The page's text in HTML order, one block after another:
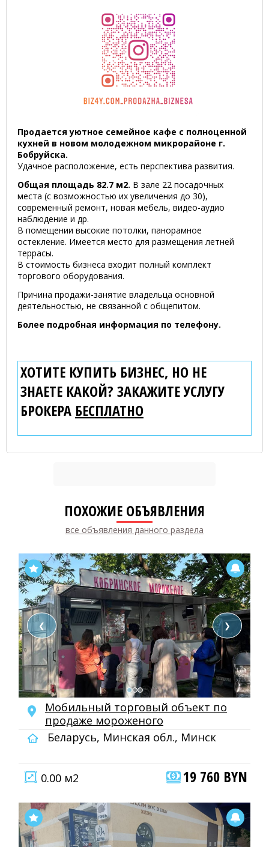
Продается уютное семейное кафе с полноценной
кухней в новом молодежном микрорайоне г.
Бобруйска.
Удачное расположение, есть перспектива развития.
Общая площадь 82.7 м2. В зале 22 посадочных
места (с возможностью их увеличения до 30),
современный ремонт, новая мебель, видео-аудио
наблюдение и др.
В помещении высокие потолки, панорамное
остекление. Имеется место для размещения летней
террасы.
В стоимость бизнеса входит полный комплект
торгового оборудования.
Причина продажи-занятие владельца основной
деятельностью, не связанной с общепитом.
Более подробная информация по телефону.
ХОТИТЕ КУПИТЬ БИЗНЕС, НО НЕ
ЗНАЕТЕ КАКОЙ? ЗАКАЖИТЕ УСЛУГУ
БРОКЕРА БЕСПЛАТНО
ПОХОЖИЕ ОБЪЯВЛЕНИЯ
все объявления данного раздела
❮ ❯
Мобильный торговый объект по
продаже мороженого
Беларусь, Минская обл., Минск
0.00 м2 19 760 BYN